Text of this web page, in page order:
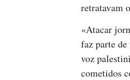
retratavam
«Atacar
faz parte
voz
cometidos